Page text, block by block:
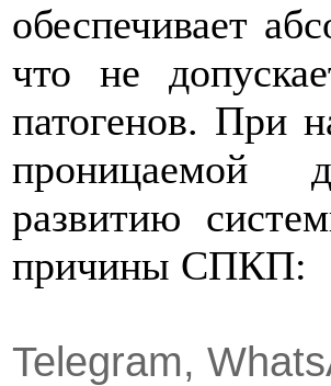
обеспечивает
что не
патогенов. При
проницаемой
развитию
причины СПКП:
Telegram,